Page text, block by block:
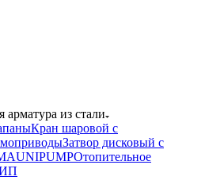
из стали
Кран шаровой с
Затвор дисковый с
UNIPUMPОтопительное